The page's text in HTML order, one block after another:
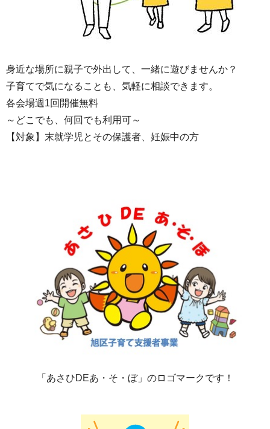
身近な場所に親子で外出して、一緒に遊びませんか？
子育てで気になることも、気軽に相談できます。
各会場週1回開催無料
～どこでも、何回でも利用可～
【対象】末就学児とその保護者、妊娠中の方
「あさひDEあ・そ・ぼ」のロゴマークです！